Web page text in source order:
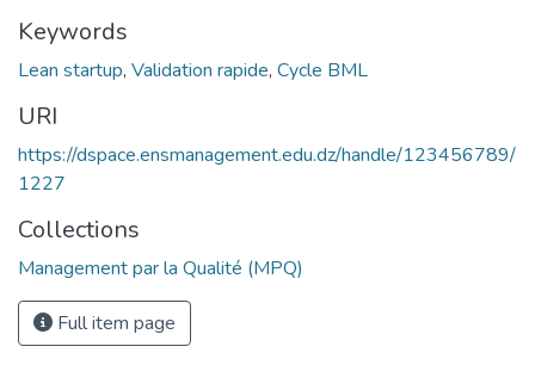
Keywords
Lean startup, Validation rapide, Cycle BML
URI
https://dspace.ensmanagement.edu.dz/handle/123456789/
1227
Collections
Management par la Qualité (MPQ)
Full item page